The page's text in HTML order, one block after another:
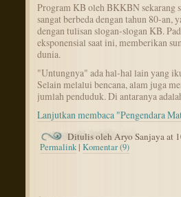
Program KB oleh BKKBN sekarang
sangat berbeda dengan tahun 80-an,
dengan tulisan slogan-slogan KB.
eksponensial saat ini, memberikan
dunia.
"Untungnya" ada hal-hal lain yang
Selain melalui bencana, alam juga
jumlah penduduk. Di antaranya
Lanjutkan membaca "Pengendara
Ditulis oleh Aryo Sanjaya at
Permalink |Komentar (9)